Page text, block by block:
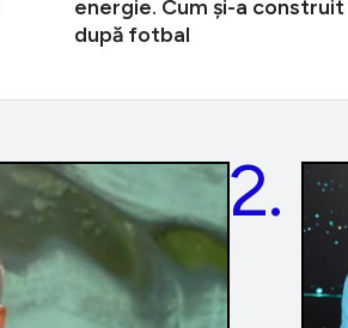
energie. Cum și-a
după fotbal
2.